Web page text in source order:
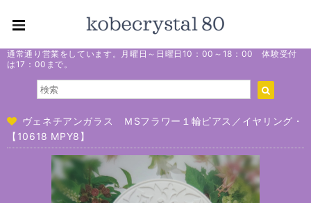
通常通り営業をしています。月曜日～日曜日10：00～18：00 体験受付
は17：00まで。
ヴェネチアンガラス ＭSフラワー１輪ピアス／イヤリング・
【10618 MPY8】